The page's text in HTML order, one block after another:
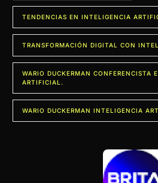
TENDENCIAS EN INTELIGENCIA
TRANSFORMACIÓN DIGITAL CON
WARIO DUCKERMAN CONFERENCISTA
ARTIFICIAL.
WARIO DUCKERMAN INTELIGENCIA